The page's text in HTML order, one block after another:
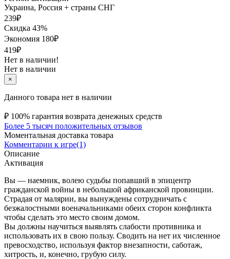
Украина, Россия + страны СНГ
239₽
Скидка 43%
Экономия 180₽
419₽
Нет в наличии!
Нет в наличии
×
Данного товара нет в наличии
₽ 100% гарантия возврата денежных средств
Более 5 тысяч положительных отзывов
Моментальная доставка товара
Комментарии к игре(1)
Описание
Активация
Вы — наемник, волею судьбы попавший в эпицентр
гражданской войны в небольшой африканской провинции.
Страдая от малярии, вы вынуждены сотрудничать с
безжалостными военачальниками обеих сторон конфликта
чтобы сделать это место своим домом.
Вы должны научиться выявлять слабости противника и
использовать их в свою пользу. Сводить на нет их численное
превосходство, используя фактор внезапности, саботаж,
хитрость, и, конечно, грубую силу.